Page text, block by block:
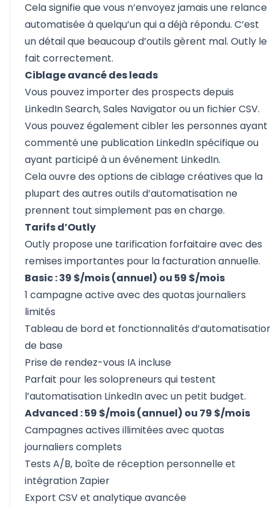
Cela signifie que vous n’envoyez jamais une relance
automatisée à quelqu’un qui a déjà répondu. C’est
un détail que beaucoup d’outils gèrent mal. Outly le
fait correctement.
Ciblage avancé des leads
Vous pouvez importer des prospects depuis
LinkedIn Search, Sales Navigator ou un fichier CSV.
Vous pouvez également cibler les personnes ayant
commenté une publication LinkedIn spécifique ou
ayant participé à un événement LinkedIn.
Cela ouvre des options de ciblage créatives que la
plupart des autres outils d’automatisation ne
prennent tout simplement pas en charge.
Tarifs d’Outly
Outly propose une tarification forfaitaire avec des
remises importantes pour la facturation annuelle.
Basic : 39 $/mois (annuel) ou 59 $/mois
1 campagne active avec des quotas journaliers
limités
Tableau de bord et fonctionnalités
de base
Prise de rendez-vous IA incluse
Parfait pour les solopreneurs qui testent
l’automatisation LinkedIn avec un petit budget.
Advanced : 59 $/mois (annuel) ou 79 $/mois
Campagnes actives illimitées avec quotas
journaliers complets
Tests A/B, boîte de réception personnelle et
intégration Zapier
Export CSV et analytique avancée